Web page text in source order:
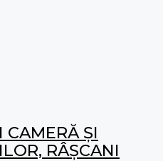
CAMERĂ ȘI
RÂŞCANI